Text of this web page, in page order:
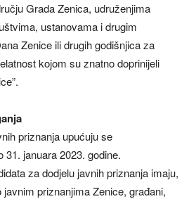
Grada Zenica, udruženjima
ustanovama i drugim
Zenice ili drugih godišnjica za
kojom su znatno doprinijeli
priznanja upućuju se
januara 2023. godine.
za dodjelu javnih priznanja imaju,
priznanjima Zenice, građani,